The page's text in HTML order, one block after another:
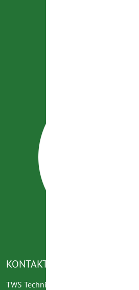
KONTAKT
TWS Technische Werke der Gemeinde